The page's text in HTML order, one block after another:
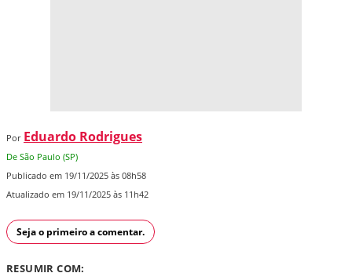
Por Eduardo Rodrigues
De São Paulo (SP)
Publicado em 19/11/2025 às 08h58
Atualizado em 19/11/2025 às 11h42
Seja o primeiro a comentar.
RESUMIR COM: